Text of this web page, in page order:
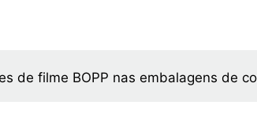
de filme BOPP nas embalagens de